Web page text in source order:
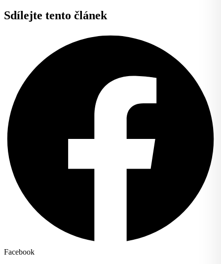
Sdílejte tento článek
Facebook